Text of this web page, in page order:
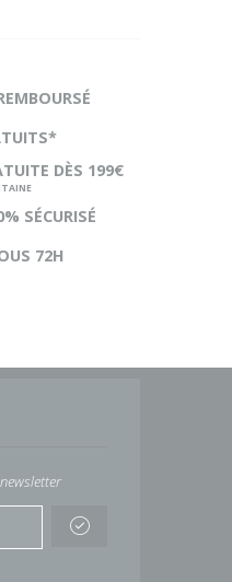
DÈS 199€
SÉCURISÉ
72H